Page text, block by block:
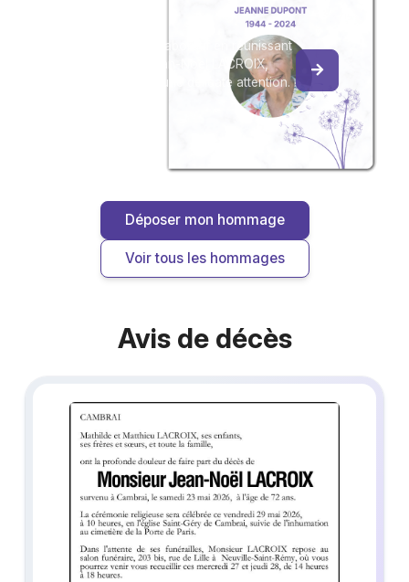
Créez un album collaboratif en réunissant
les hommages à Jean-Noël LACROIX,
pour vous ou pour une délicate attention.
Déposer mon hommage
Voir tous les hommages
Avis de décès